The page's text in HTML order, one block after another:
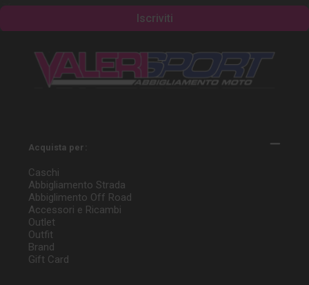
Acquista per:
Caschi
Abbigliamento Strada
Abbiglimento Off Road
Accessori e Ricambi
Outlet
Outfit
Brand
Gift Card